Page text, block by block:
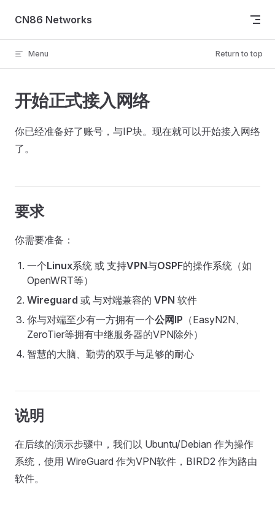
Skip to content
CN86 Networks
Menu Return to top
开始正式接入网络
你已经准备好了账号，与IP块。现在就可以开始接入网络
了。
要求
你需要准备：
一个Linux系统 或 支持VPN与OSPF的操作系统（如
OpenWRT等）
Wireguard 或 与对端兼容的 VPN 软件
你与对端至少有一方拥有一个公网IP （EasyN2N、
ZeroTier等拥有中继服务器的VPN除外）
智慧的大脑、勤劳的双手与足够的耐心
说明
在后续的演示步骤中，我们以 Ubuntu/Debian 作为操作
系统，使用 WireGuard 作为VPN软件，BIRD2 作为路由
软件。